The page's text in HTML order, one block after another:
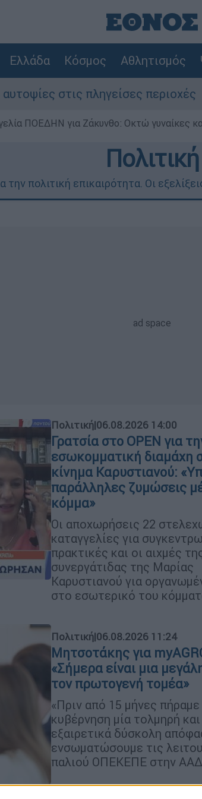
Ελλάδα Κόσμος Αθλητισμός
πληγείσες περιοχές Η
ΠΟΕΔΗΝ για Ζάκυνθο: Οκτώ γυναίκες
Πολιτική
την πολιτική επικαιρότητα. Οι
Πολιτική|06.08.2026 14:00
Γρατσία στο OPEN για
εσωκομματική διαμάχη
κίνημα Καρυστιανού:
παράλληλες ζυμώσεις
κόμμα»
Οι αποχωρήσεις 22
καταγγελίες για
πρακτικές και οι αιχμές
συνεργάτιδας της Μαρίας
Καρυστιανού για
στο εσωτερικό του
Πολιτική|06.08.2026 11:24
Μητσοτάκης για
«Σήμερα είναι μια
τον πρωτογενή τομέα»
«Πριν από 15 μήνες
κυβέρνηση μία τολμηρή και
εξαιρετικά δύσκολη
ενσωματώσουμε τις
παλιού ΟΠΕΚΕΠΕ στην